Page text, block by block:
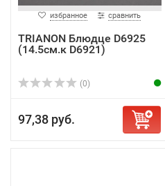
избранное сравнить
TRIANON Блюдце D6925
(14.5см.к D6921)
(0)
97,38 руб.